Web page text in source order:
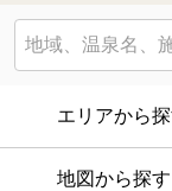
エリアから
地図から探す